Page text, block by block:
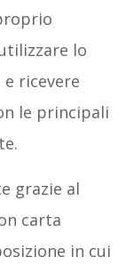
lo
ricevere
le principali
grazie al
carta
in cui